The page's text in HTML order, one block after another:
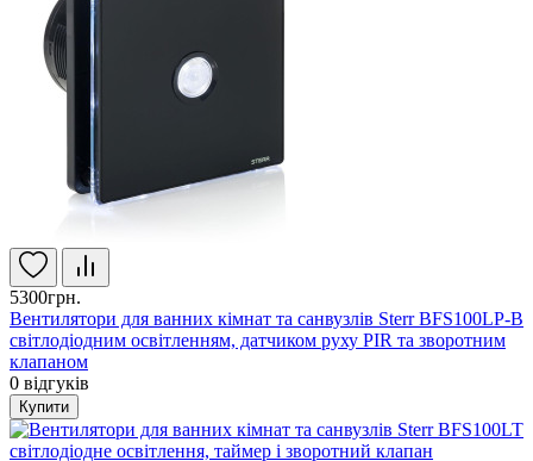
5300грн.
Вентилятори для ванних кімнат та санвузлів Sterr BFS100LP-B
світлодіодним освітленням, датчиком руху PIR та зворотним
клапаном
0 відгуків
Купити